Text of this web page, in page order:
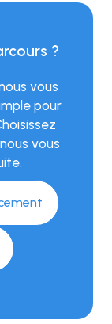
?
vous
pour
vous